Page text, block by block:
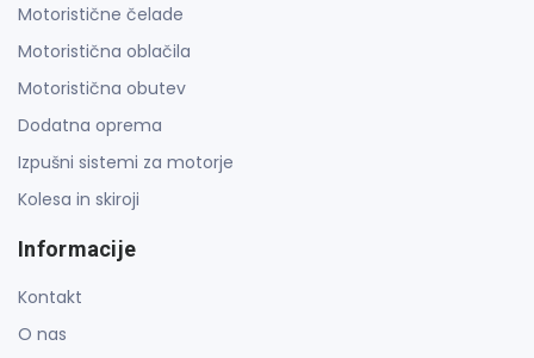
Motoristične čelade
Motoristična oblačila
Motoristična obutev
Dodatna oprema
Izpušni sistemi za motorje
Kolesa in skiroji
Informacije
Kontakt
O nas